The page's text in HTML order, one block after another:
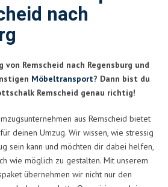
nach
von Remscheid nach Regensburg und
Möbeltransport? Dann bist du
Remscheid genau richtig!
aus Remscheid bietet
deinen Umzug. Wir wissen, wie stressig
sein kann und möchten dir dabei helfen,
wie möglich zu gestalten. Mit unserem
übernehmen wir nicht nur den